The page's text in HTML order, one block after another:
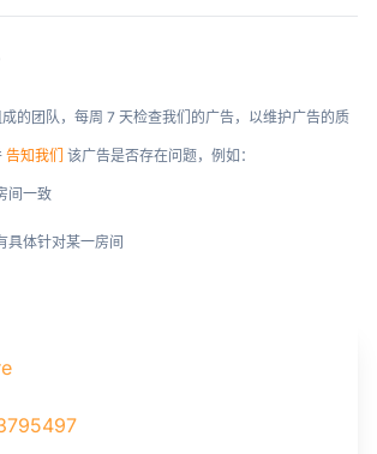
的团队，每周 7 天检查我们的广告，以维护广告的质
告知我们 该广告是否存在问题，例如：
间一致
具体针对某一房间